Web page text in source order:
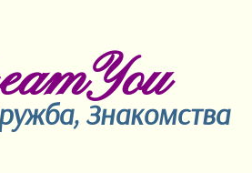
Знакомства